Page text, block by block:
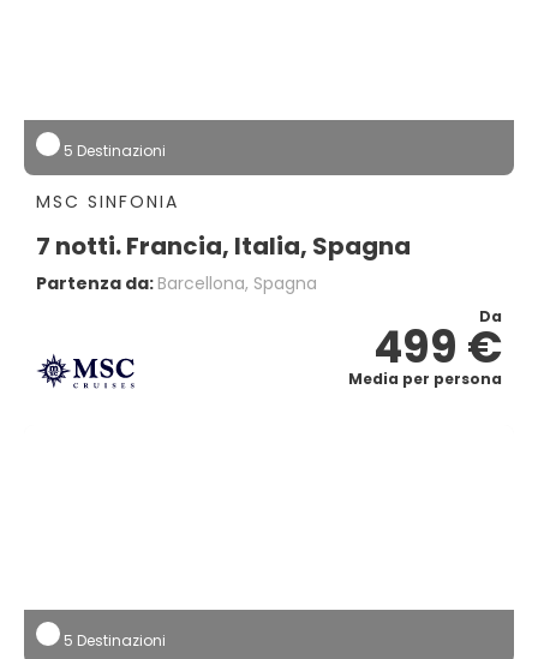
5 Destinazioni
MSC SINFONIA
7 notti. Francia, Italia, Spagna
Partenza da: Barcellona, Spagna
Da
499 €
Media per persona
5 Destinazioni